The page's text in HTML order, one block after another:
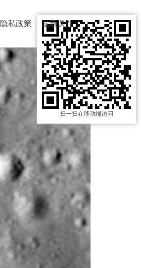
隐私政策 最新课件
扫一扫在移动端访问